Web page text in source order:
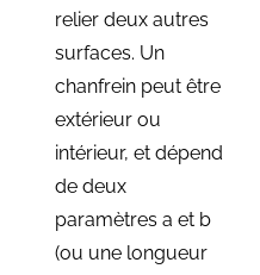
relier deux autres
surfaces. Un
chanfrein peut être
extérieur ou
intérieur, et dépend
de deux
paramètres a et b
(ou une longueur